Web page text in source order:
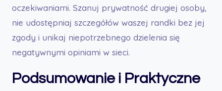
oczekiwaniami. Szanuj prywatność drugiej osoby,
nie udostępniaj szczegółów waszej randki bez jej
zgody i unikaj niepotrzebnego dzielenia się
negatywnymi opiniami w sieci.
Podsumowanie i Praktyczne